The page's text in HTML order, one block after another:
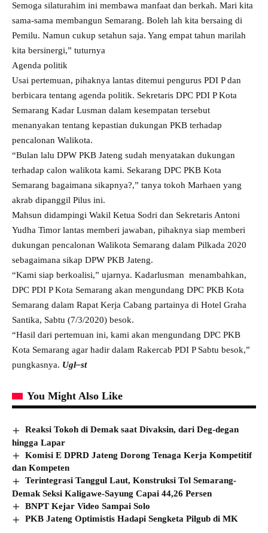
Semoga silaturahim ini membawa manfaat dan berkah. Mari kita
sama-sama membangun Semarang. Boleh lah kita bersaing di
Pemilu. Namun cukup setahun saja. Yang empat tahun marilah
kita bersinergi,” tuturnya
Agenda politik
Usai pertemuan, pihaknya lantas ditemui pengurus PDI P dan
berbicara tentang agenda politik. Sekretaris DPC PDI P Kota
Semarang Kadar Lusman dalam kesempatan tersebut
menanyakan tentang kepastian dukungan PKB terhadap
pencalonan Walikota.
“Bulan lalu DPW PKB Jateng sudah menyatakan dukungan
terhadap calon walikota kami. Sekarang DPC PKB Kota
Semarang bagaimana sikapnya?,” tanya tokoh Marhaen yang
akrab dipanggil Pilus ini.
Mahsun didampingi Wakil Ketua Sodri dan Sekretaris Antoni
Yudha Timor lantas memberi jawaban, pihaknya siap memberi
dukungan pencalonan Walikota Semarang dalam Pilkada 2020
sebagaimana sikap DPW PKB Jateng.
“Kami siap berkoalisi,” ujarnya. Kadarlusman menambahkan,
DPC PDI P Kota Semarang akan mengundang DPC PKB Kota
Semarang dalam Rapat Kerja Cabang partainya di Hotel Graha
Santika, Sabtu (7/3/2020) besok.
“Hasil dari pertemuan ini, kami akan mengundang DPC PKB
Kota Semarang agar hadir dalam Rakercab PDI P Sabtu besok,”
pungkasnya. Ugl–st
You Might Also Like
Reaksi Tokoh di Demak saat Divaksin, dari Deg-degan
hingga Lapar
Komisi E DPRD Jateng Dorong Tenaga Kerja Kompetitif
dan Kompeten
Terintegrasi Tanggul Laut, Konstruksi Tol Semarang-
Demak Seksi Kaligawe-Sayung Capai 44,26 Persen
BNPT Kejar Video Sampai Solo
PKB Jateng Optimistis Hadapi Sengketa Pilgub di MK